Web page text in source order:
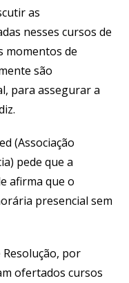
as
nesses cursos de
momentos de
são
para assegurar a
(Associação
pede que a
afirma que o
presencial sem
por
ofertados cursos